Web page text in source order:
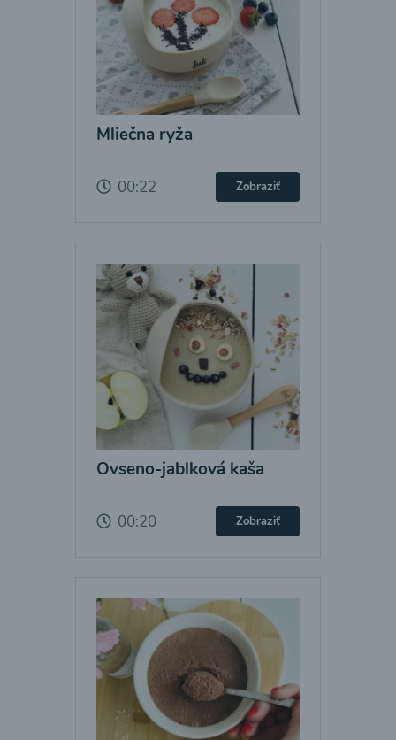
Mliečna ryža
00:22 Zobraziť
Ovseno-jablková kaša
00:20 Zobraziť